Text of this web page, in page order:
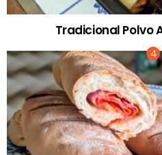
Tradicional Polvo